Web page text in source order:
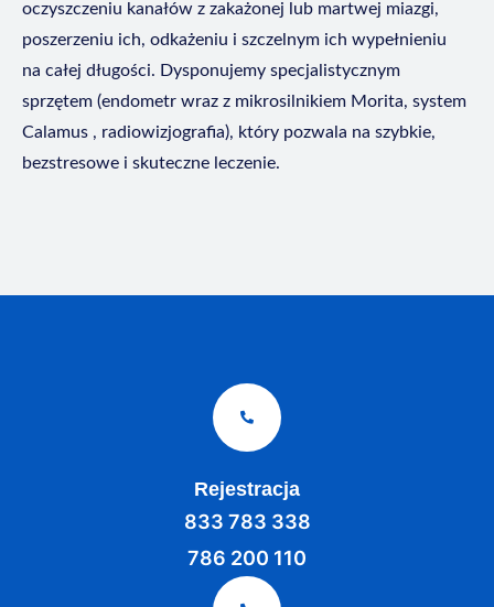
oczyszczeniu kanałów z zakażonej lub martwej miazgi,
poszerzeniu ich, odkażeniu i szczelnym ich wypełnieniu
na całej długości. Dysponujemy specjalistycznym
sprzętem (endometr wraz z mikrosilnikiem Morita, system
Calamus , radiowizjografia), który pozwala na szybkie,
bezstresowe i skuteczne leczenie.
Rejestracja
833 783 338
786 200 110